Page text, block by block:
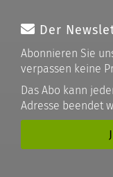
Der
Abonnieren Sie
verpassen keine
Das Abo kann
Adresse beendet